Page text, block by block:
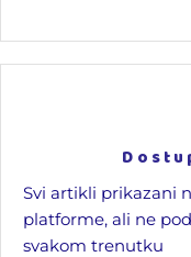
Svi artikli prikazani
platforme, ali ne
svakom trenutku